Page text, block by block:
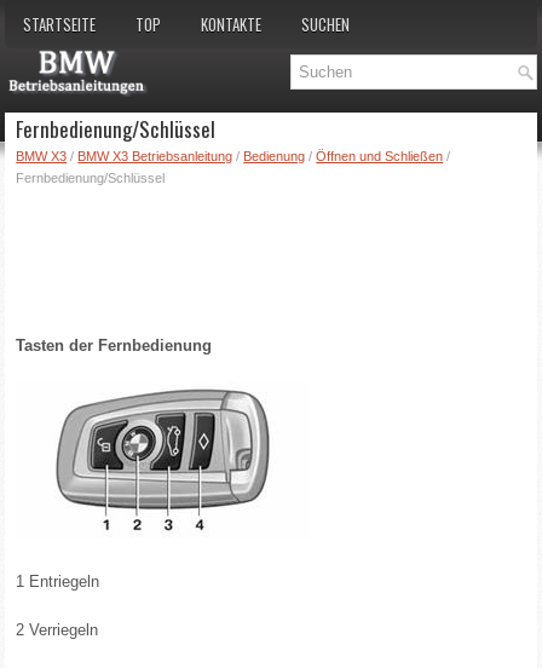
STARTSEITE TOP KONTAKTE SUCHEN
Fernbedienung/Schlüssel
BMW X3 / BMW X3 Betriebsanleitung / Bedienung /Öffnen und Schließen /
Fernbedienung/Schlüssel
Tasten der Fernbedienung
1 Entriegeln
2 Verriegeln